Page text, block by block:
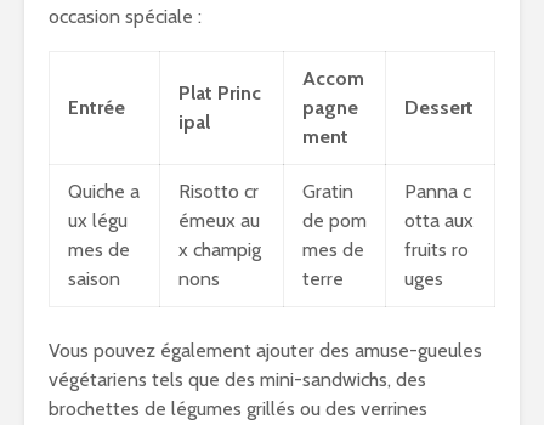
occasion spéciale :
Entrée
Plat Princ
ipal
Accom
pagne
ment
Dessert
Quiche a
ux légu
mes de
saison
Risotto cr
émeux au
x champig
nons
Gratin
de pom
mes de
terre
Panna c
otta aux
fruits ro
uges
Vous pouvez également ajouter des amuse-gueules
végétariens tels que des mini-sandwichs, des
brochettes de légumes grillés ou des verrines